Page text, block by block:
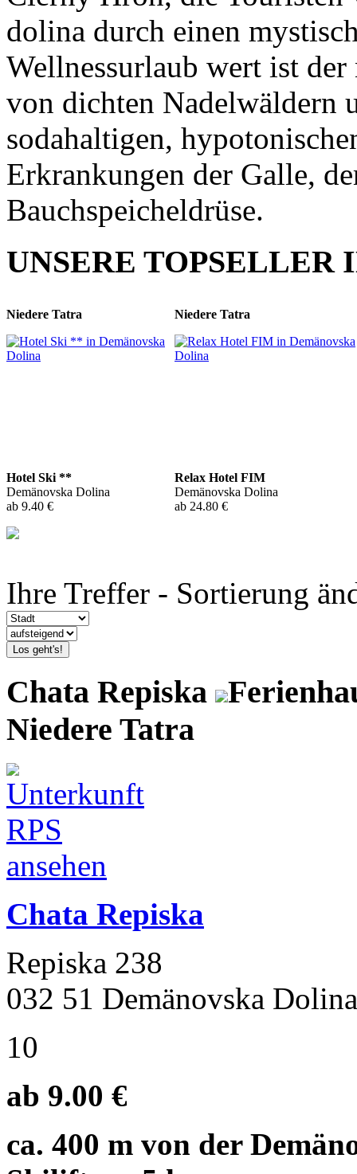
dolina durch einen
Wellnessurlaub wert ist
von dichten Nadelwäldern
sodahaltigen,
Erkrankungen der Galle,
Bauchspeicheldrüse.
UNSERE
Niedere Tatra
Hotel Ski **
Demänovska Dolina
ab 9.40 €
Niedere Tatra
Relax Hotel FIM
Demänovska Dolina
ab 24.80 €
Ihre Treffer - Sortierung
Los geht's!
Chata Repiska
Niedere Tatra
Chata Repiska
Repiska 238
032 51 Demänovska Dolina
10
ab 9.00 €
ca. 400 m von der